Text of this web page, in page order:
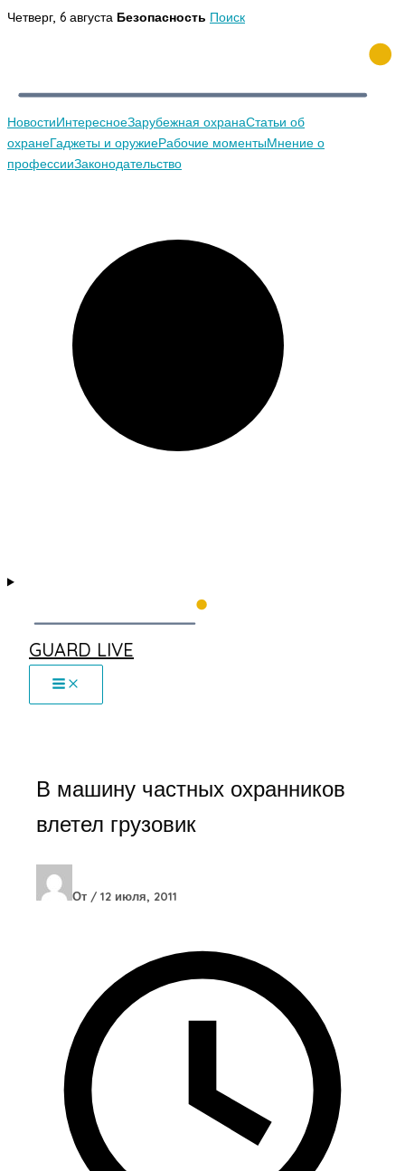
Перейти
Четверг, 6 августа Безопасность Поиск
НовостиИнтересноеЗарубежная охранаСтатьи об
охранеГаджеты и оружиеРабочие моментыМнение о
профессииЗаконодательство
GUARD LIVE
В машину частных охранников
влетел грузовик
От / 12 июля, 2011